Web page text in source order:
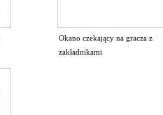
Okano czekający na gracza z
zakładnikami